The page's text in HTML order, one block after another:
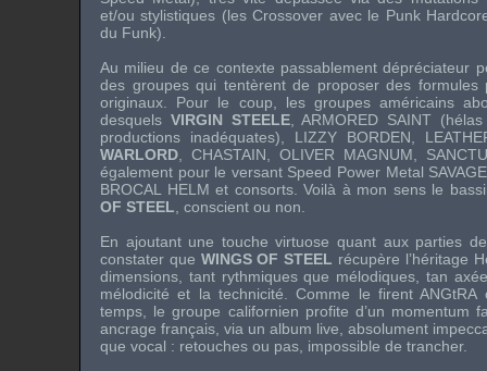
et/ou stylistiques (les Crossover avec le Punk
du Funk).
Au milieu de ce contexte passablement dépréciateur
des groupes qui tentèrent de proposer des formules
originaux. Pour le coup, les groupes américains
desquels VIRGIN STEELE,ARMORED SAINT
productions inadéquates), LIZZY BORDEN,
WARLORD
CHASTAIN OLIVER MAGNUM
également pour le versant Speed Power Metal
BROCAL HELM et consorts. Voilà à mon sens le
OF STEEL , conscient ou non.
En ajoutant une touche virtuose quant aux parties
constater que WINGS OF STEEL récupère l’héritage
dimensions, tant rythmiques que mélodiques, tan
mélodicité et la technicité. Comme le firentANGtRA
temps, le groupe californien profite d’un momentum
ancrage français, via un album live, absolument
que vocal : retouches ou pas, impossible de trancher.